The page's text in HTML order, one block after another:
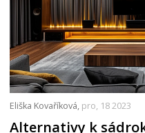
Eliška Kovaříková, pro, 18 2023
Alternativy k